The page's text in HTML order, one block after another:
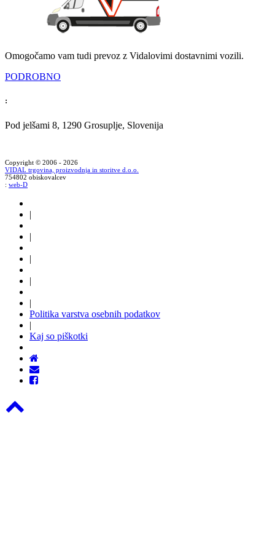
Omogočamo vam tudi prevoz z Vidalovimi dostavnimi vozili.
PODROBNO
:
Pod jelšami 8, 1290 Grosuplje, Slovenija
Copyright © 2006 - 2026
VIDAL trgovina, proizvodnja in storitve d.o.o.
754802 obiskovalcev
: web-D
|
|
|
|
|
Politika varstva osebnih podatkov
|
Kaj so piškotki